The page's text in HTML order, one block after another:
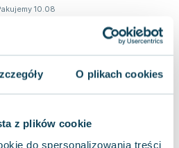
O plikach cookies
z plików cookie
do spersonalizowania treści
10.08
o ślubie znanego aktora Deva